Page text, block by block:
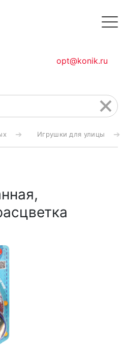
opt@konik.ru
Игрушки для улицы